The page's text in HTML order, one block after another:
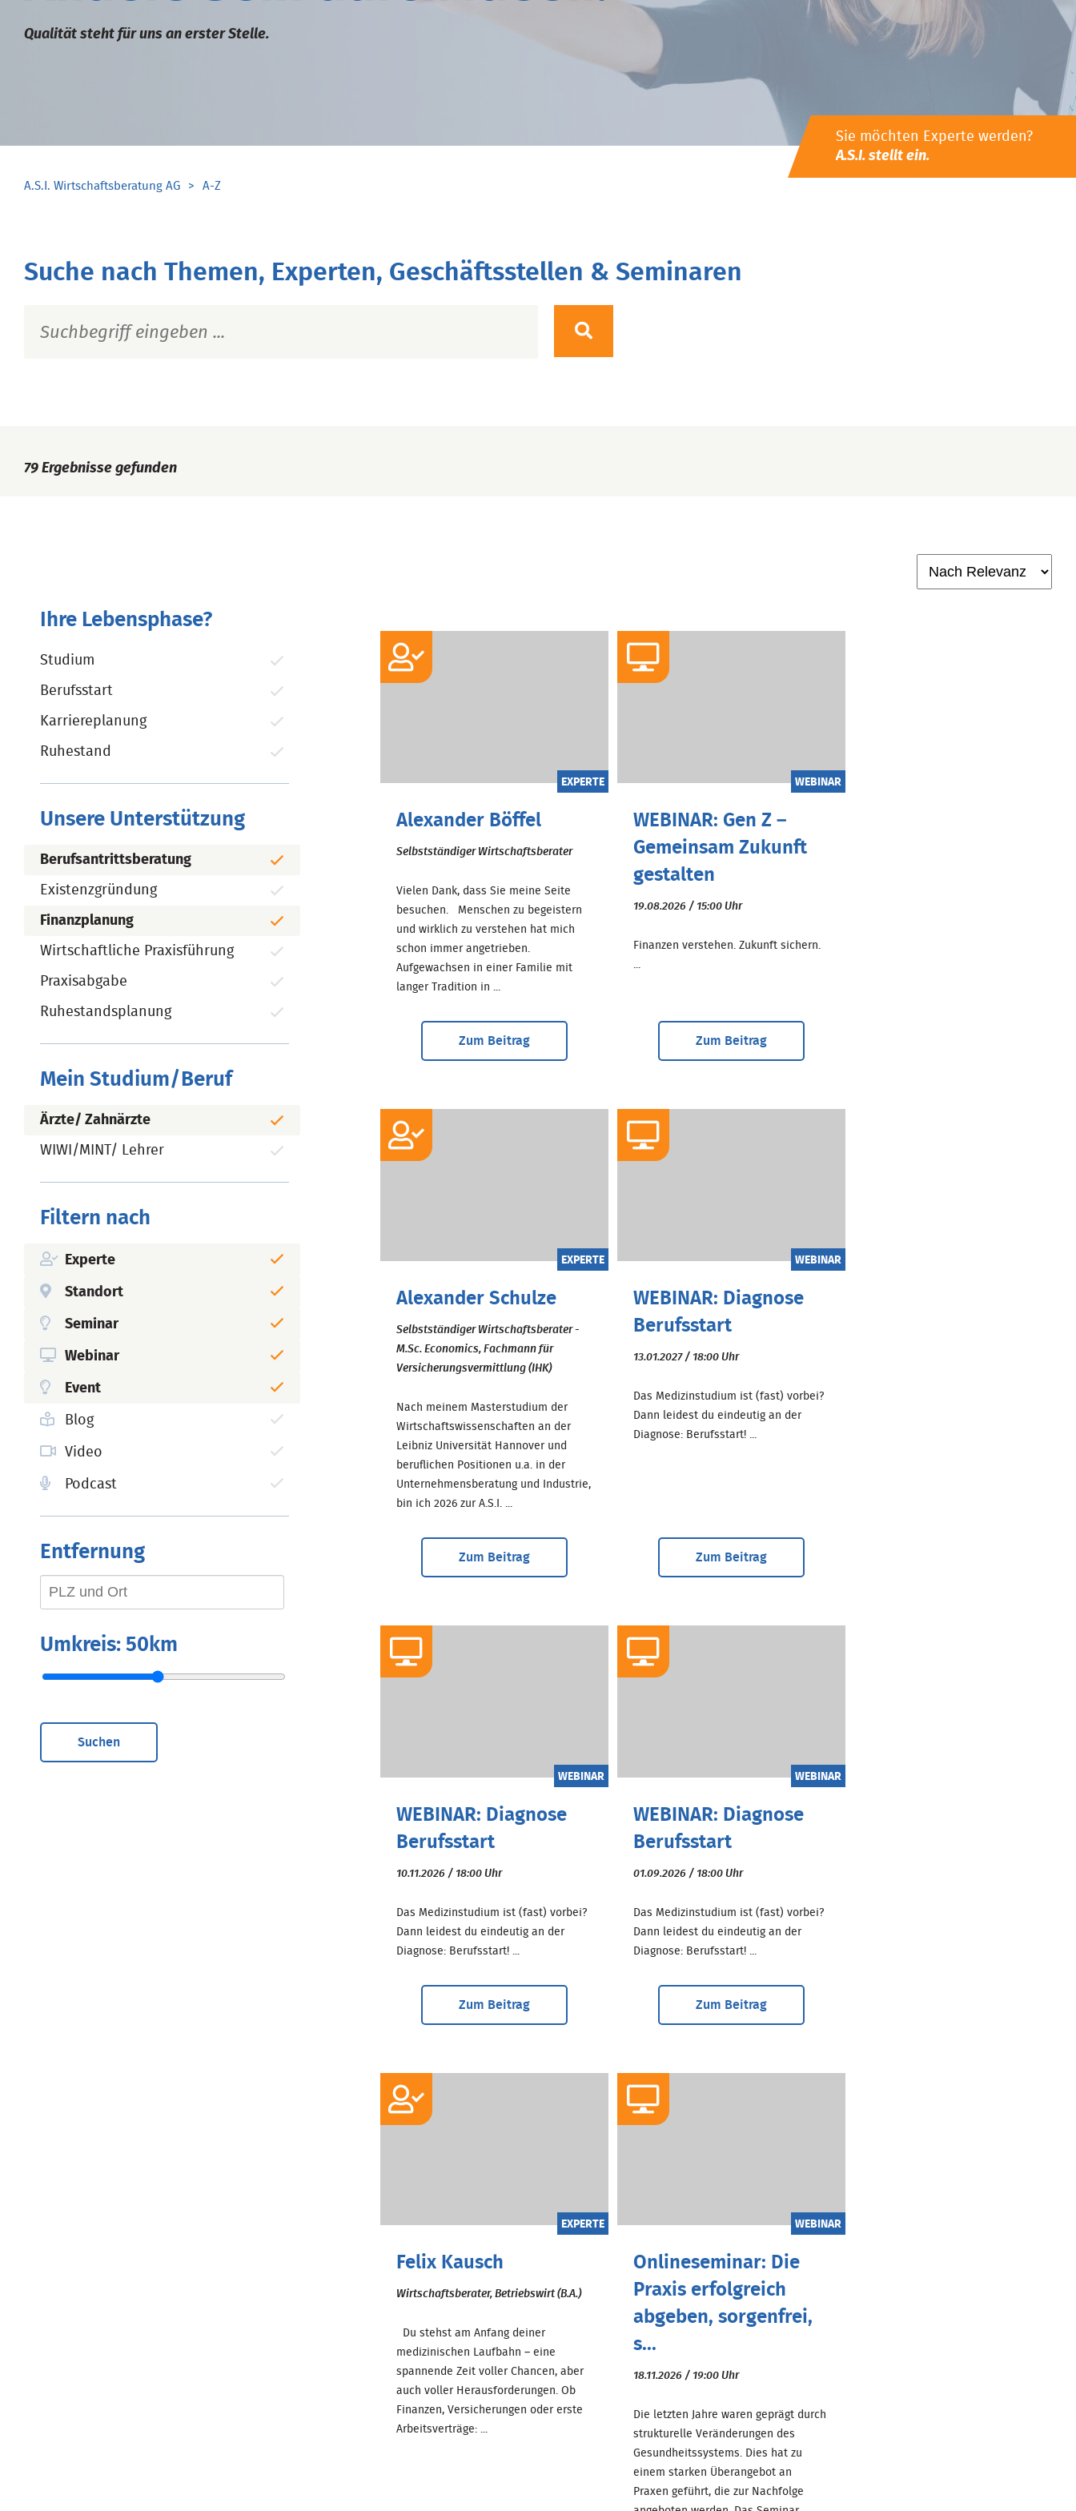
Qualität steht für uns an erster Stelle.
Sie möchten Experte werden?
A.S.I. stellt ein.
A.S.I. Wirtschaftsberatung AG A-Z
Suche nach Themen, Experten, Geschäftsstellen & Seminaren
79 Ergebnisse gefunden
Ihre Lebensphase?
Studium
Berufsstart
Karriereplanung
Ruhestand
Unsere Unterstützung
Berufsantrittsberatung
Existenzgründung
Finanzplanung
Wirtschaftliche Praxisführung
Praxisabgabe
Ruhestandsplanung
Mein Studium/Beruf
Ärzte/ Zahnärzte
WIWI/MINT/ Lehrer
Filtern nach
Experte
Standort
Seminar
Webinar
Event
Blog
Video
Podcast
Entfernung
Umkreis: 50km
Suchen
EXPERTE
Alexander Böffel
Selbstständiger Wirtschaftsberater
Vielen Dank, dass Sie meine Seite
besuchen. Menschen zu begeistern
und wirklich zu verstehen hat mich
schon immer angetrieben.
Aufgewachsen in einer Familie mit
langer Tradition in ...
Zum Beitrag
WEBINAR
WEBINAR: Gen Z –
Gemeinsam Zukunft
gestalten
19.08.2026 / 15:00 Uhr
Finanzen verstehen. Zukunft sichern.
...
Zum Beitrag
EXPERTE
Alexander Schulze
Selbstständiger Wirtschaftsberater -
M.Sc. Economics, Fachmann für
Versicherungsvermittlung (IHK)
Nach meinem Masterstudium der
Wirtschaftswissenschaften an der
Leibniz Universität Hannover und
beruflichen Positionen u.a. in der
Unternehmensberatung und Industrie,
bin ich 2026 zur A.S.I. ...
Zum Beitrag
WEBINAR
WEBINAR: Diagnose
Berufsstart
13.01.2027 / 18:00 Uhr
Das Medizinstudium ist (fast) vorbei?
Dann leidest du eindeutig an der
Diagnose: Berufsstart! ...
Zum Beitrag
WEBINAR
WEBINAR: Diagnose
Berufsstart
10.11.2026 / 18:00 Uhr
Das Medizinstudium ist (fast) vorbei?
Dann leidest du eindeutig an der
Diagnose: Berufsstart! ...
Zum Beitrag
WEBINAR
WEBINAR: Diagnose
Berufsstart
01.09.2026 / 18:00 Uhr
Das Medizinstudium ist (fast) vorbei?
Dann leidest du eindeutig an der
Diagnose: Berufsstart! ...
Zum Beitrag
EXPERTE
Felix Kausch
Wirtschaftsberater, Betriebswirt (B.A.)
Du stehst am Anfang deiner
medizinischen Laufbahn – eine
spannende Zeit voller Chancen, aber
auch voller Herausforderungen. Ob
Finanzen, Versicherungen oder erste
Arbeitsverträge: ...
WEBINAR
Onlineseminar: Die
Praxis erfolgreich
abgeben, sorgenfrei,
s...
18.11.2026 / 19:00 Uhr
Die letzten Jahre waren geprägt durch
strukturelle Veränderungen des
Gesundheitssystems. Dies hat zu
einem starken Überangebot an
Praxen geführt, die zur Nachfolge